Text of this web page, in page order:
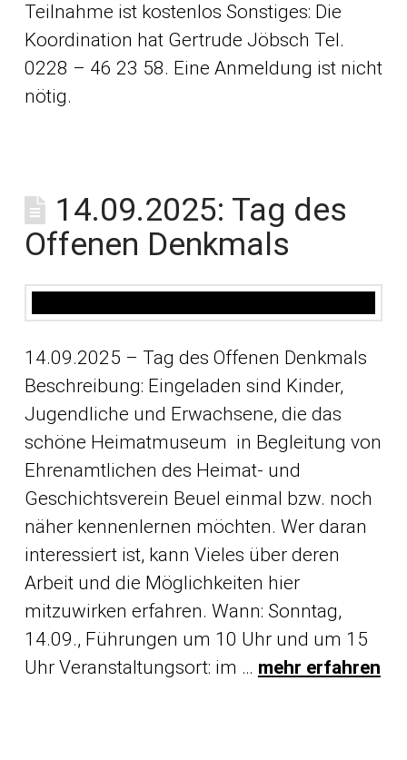
Teilnahme ist kostenlos Sonstiges: Die
Koordination hat Gertrude Jöbsch Tel.
0228 – 46 23 58. Eine Anmeldung ist nicht
nötig.
14.09.2025: Tag des
Offenen Denkmals
14.09.2025 – Tag des Offenen Denkmals
Beschreibung: Eingeladen sind Kinder,
Jugendliche und Erwachsene, die das
schöne Heimatmuseum in Begleitung von
Ehrenamtlichen des Heimat- und
Geschichtsverein Beuel einmal bzw. noch
näher kennenlernen möchten. Wer daran
interessiert ist, kann Vieles über deren
Arbeit und die Möglichkeiten hier
mitzuwirken erfahren. Wann: Sonntag,
14.09., Führungen um 10 Uhr und um 15
Uhr Veranstaltungsort: im … mehr erfahren